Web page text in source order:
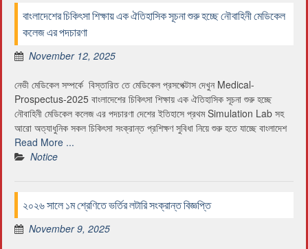
বাংলাদেশের চিকিৎসা শিক্ষায় এক ঐতিহাসিক সূচনা শুরু হচ্ছে নৌবাহিনী মেডিকেল
কলেজ এর পদচারণা
November 12, 2025
নেভী মেডিকেল সম্পর্কে বিস্তারিত তে মেডিকেল প্রসপেক্টাস দেখুন Medical-
Prospectus-2025 বাংলাদেশের চিকিৎসা শিক্ষায় এক ঐতিহাসিক সূচনা শুরু হচ্ছে
নৌবাহিনী মেডিকেল কলেজ এর পদচারণা দেশের ইতিহাসে প্রথম Simulation Lab সহ
আরো অত্যাধুনিক সকল চিকিৎসা সংক্রান্ত প্রশিক্ষণ সুবিধা নিয়ে শুরু হতে যাচ্ছে বাংলাদেশ
Read More ...
Notice
২০২৬ সালে ১ম শ্রেণিতে ভর্তির লটারি সংক্রান্ত বিজ্ঞপ্তি
November 9, 2025